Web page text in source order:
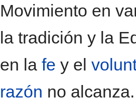
Movimiento en
la tradición y la
en la fe y el
razón no